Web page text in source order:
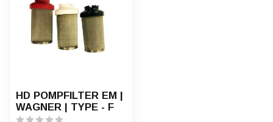
HD POMPFILTER EM |
WAGNER | TYPE - F